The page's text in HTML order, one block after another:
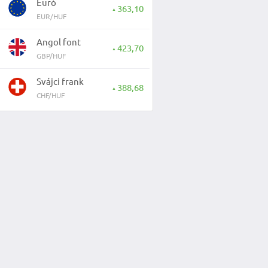
EUR/HUF
▲ 363,10
Angol font
GBP/HUF
▲ 423,70
Svájci frank
CHF/HUF
▲ 388,68